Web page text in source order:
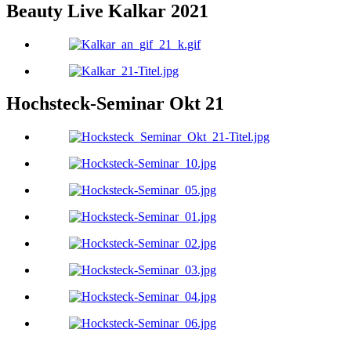
Beauty Live Kalkar 2021
Hochsteck-Seminar Okt 21